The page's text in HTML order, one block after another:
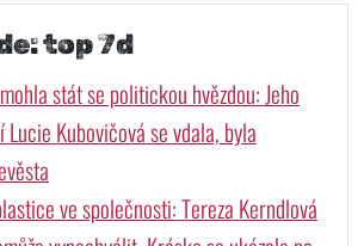
top 7d
stát se politickou hvězdou: Jeho
Kubovičová se vdala, byla
ve společnosti: Tereza Kerndlová